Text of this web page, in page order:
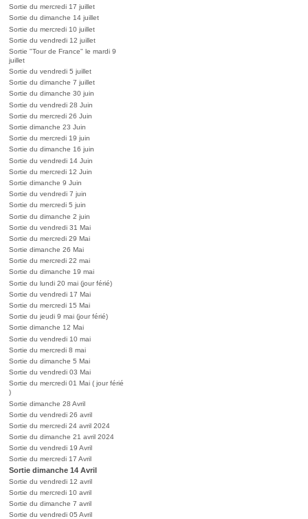
Sortie du mercredi 17 juillet
Sortie du dimanche 14 juillet
Sortie du mercredi 10 juillet
Sortie du vendredi 12 juillet
Sortie "Tour de France" le mardi 9
juillet
Sortie du vendredi 5 juillet
Sortie du dimanche 7 juillet
Sortie du dimanche 30 juin
Sortie du vendredi 28 Juin
Sortie du mercredi 26 Juin
Sortie dimanche 23 Juin
Sortie du mercredi 19 juin
Sortie du dimanche 16 juin
Sortie du vendredi 14 Juin
Sortie du mercredi 12 Juin
Sortie dimanche 9 Juin
Sortie du vendredi 7 juin
Sortie du mercredi 5 juin
Sortie du dimanche 2 juin
Sortie du vendredi 31 Mai
Sortie du mercredi 29 Mai
Sortie dimanche 26 Mai
Sortie du mercredi 22 mai
Sortie du dimanche 19 mai
Sortie du lundi 20 mai (jour férié)
Sortie du vendredi 17 Mai
Sortie du mercredi 15 Mai
Sortie du jeudi 9 mai (jour férié)
Sortie dimanche 12 Mai
Sortie du vendredi 10 mai
Sortie du mercredi 8 mai
Sortie du dimanche 5 Mai
Sortie du vendredi 03 Mai
Sortie du mercredi 01 Mai ( jour férié
)
Sortie dimanche 28 Avril
Sortie du vendredi 26 avril
Sortie du mercredi 24 avril 2024
Sortie du dimanche 21 avril 2024
Sortie du vendredi 19 Avril
Sortie du mercredi 17 Avril
Sortie dimanche 14 Avril
Sortie du vendredi 12 avril
Sortie du mercredi 10 avril
Sortie du dimanche 7 avril
Sortie du vendredi 05 Avril